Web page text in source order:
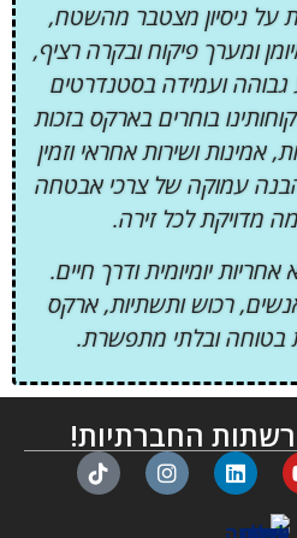
על ניסיון מצטבר מהשטח,
ומערך פיקוח ובקרה רציף,
ועמידה בסטנדרטים
בוחרים בארקס בזכות
אמינות ושירות אחראי וזמין
הבנה עמוקה של צרכי אבטחה
מדויקת לכל זירה.
אחריות יומיומית ודרך חיים.
רכוש ותשתיות, ארקס
בטוחה ובלתי מתפשרת.
החברתיות!